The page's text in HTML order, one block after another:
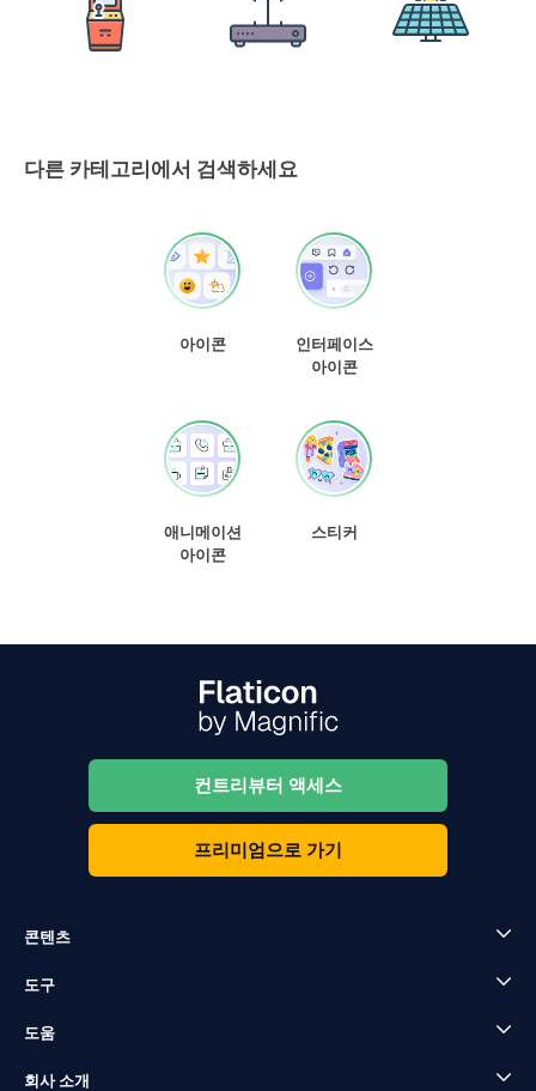
다른 카테고리에서 검색하세요
아이콘
인터페이스
아이콘
애니메이션
아이콘
스티커
컨트리뷰터 액세스
프리미엄으로 가기
콘텐츠
도구
도움
회사 소개